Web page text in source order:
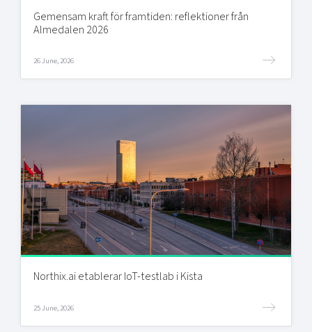
Gemensam kraft för framtiden: reflektioner från
Almedalen 2026
26 June, 2026
Northix.ai etablerar IoT-testlab i Kista
25 June, 2026